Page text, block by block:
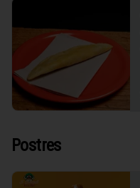
Postres